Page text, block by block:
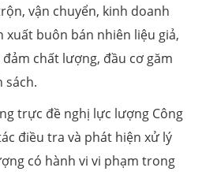
vận chuyển, kinh doanh
xuất buôn bán nhiên liệu giả,
chất lượng, đầu cơ găm
sách.
trực đề nghị lực lượng Công
điều tra và phát hiện xử lý
có hành vi vi phạm trong